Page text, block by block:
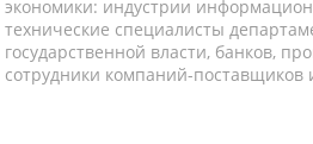
экономики: индустрии
технические специалисты
государственной власти, банков,
сотрудники компаний-поставщиков